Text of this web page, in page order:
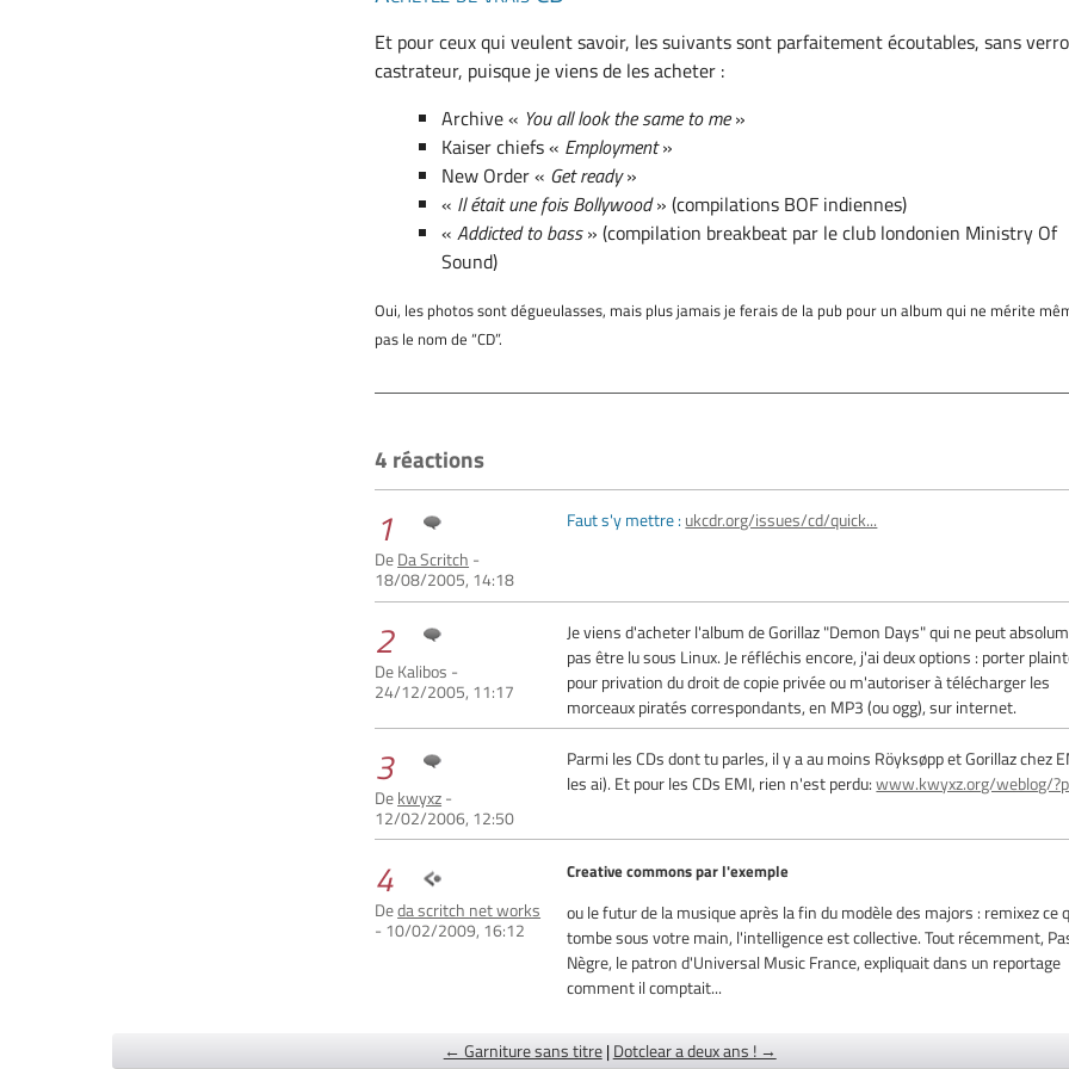
Et pour ceux qui veulent savoir, les suivants sont parfaitement écoutables, sans
castrateur, puisque je viens de les acheter :
Archive « You all look the same to me»
Kaiser chiefs « Employment»
New Order « Get ready»
« Il était une fois Bollywood» (compilations BOF indiennes)
«Addicted to bass» (compilation breakbeat par le club londonien Ministry Of
Sound)
Oui, les photos sont dégueulasses, mais plus jamais je ferais de la pub pour un album qui ne mérite
pas le nom de “CD”.
4 réactions
1
DeDa Scritch -
18/08/2005, 14:18
Faut s'y mettre : ukcdr.org/issues/cd/quick...
2
De Kalibos -
24/12/2005, 11:17
Je viens d'acheter l'album de Gorillaz "Demon Days" qui ne peut
pas être lu sous Linux. Je réfléchis encore, j'ai deux options : porter
pour privation du droit de copie privée ou m'autoriser à télécharger les
morceaux piratés correspondants, en MP3 (ou ogg), sur internet.
3
Dekwyxz-
12/02/2006, 12:50
Parmi les CDs dont tu parles, il y a au moins Röyksøpp et Gorillaz chez
les ai). Et pour les CDs EMI, rien n'est perdu:www.kwyxz.org/weblog/
4
Deda scritch net works
- 10/02/2009, 16:12
Creative commons par l'exemple
ou le futur de la musique après la fin du modèle des majors : remixez ce
tombe sous votre main, l'intelligence est collective. Tout récemment,
Nègre, le patron d'Universal Music France, expliquait dans un reportage
comment il comptait...
← Garniture sans titre | Dotclear a deux ans ! →